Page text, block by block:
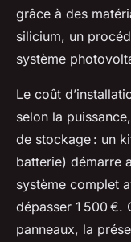
grâce à des
silicium, un
système
Le coût
selon la
de stockage : un
batterie) démarre
système complet
dépasser 1 500 €.
panneaux, la